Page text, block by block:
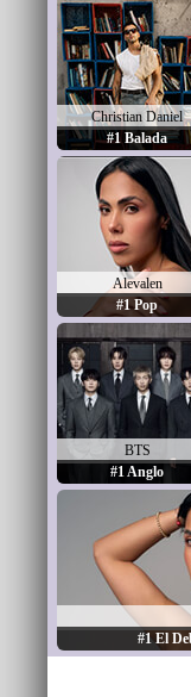
Christian Daniel
#1 Balada
Alevalen
#1 Pop
BTS
#1 Anglo
#1 El